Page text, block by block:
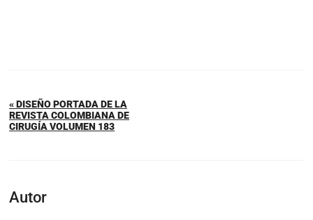
« DISEÑO PORTADA DE LA
REVISTA COLOMBIANA DE
CIRUGÍA VOLUMEN 183
Autor